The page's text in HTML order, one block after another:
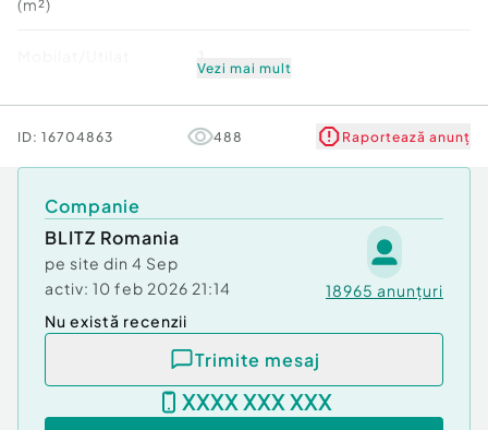
Id intern: P157957
Număr Băi:5
Curent
Apă
Canalizare
Sistem irigaţie
(m²)
Număr niveluri imobil 2
Vezi mai mult
ID: 16704863 488 Raportează anunț
Companie
BLITZ Romania
pe site din 4 Sep
activ: 10 feb 2026 21:14 18965 anunțuri
Nu există recenzii
Trimite mesaj
XXXX XXX XXX